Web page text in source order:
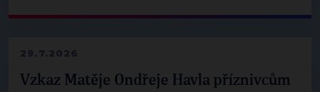
29.7.2026
Vzkaz Matěje Ondřeje Havla příznivcům